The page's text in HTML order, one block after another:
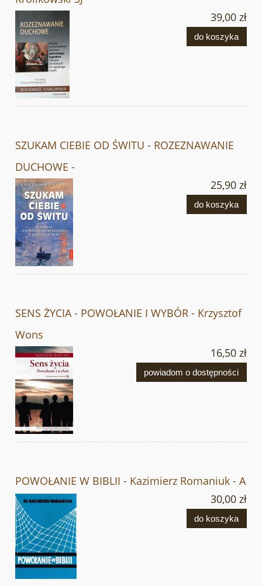
39,00 zł
do koszyka
SZUKAM CIEBIE OD ŚWITU - ROZEZNAWANIE
DUCHOWE -
25,90 zł
do koszyka
SENS ŻYCIA - POWOŁANIE I WYBÓR - Krzysztof
Wons
16,50 zł
powiadom o dostępności
POWOŁANIE W BIBLII - Kazimierz Romaniuk - A
30,00 zł
do koszyka